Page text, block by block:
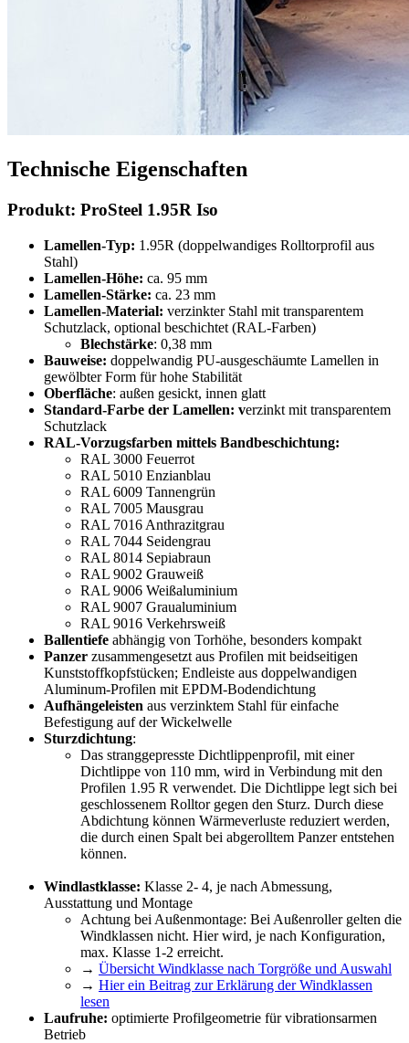
Technische Eigenschaften
Produkt: ProSteel 1.95R Iso
Lamellen-Typ: 1.95R (doppelwandiges Rolltorprofil aus
Stahl)
Lamellen-Höhe: ca. 95 mm
Lamellen-Stärke: ca. 23 mm
Lamellen-Material: verzinkter Stahl mit transparentem
Schutzlack, optional beschichtet (RAL-Farben)
Blechstärke: 0,38 mm
Bauweise: doppelwandig PU-ausgeschäumte Lamellen in
gewölbter Form für hohe Stabilität
Oberfläche: außen gesickt, innen glatt
Standard-Farbe der Lamellen: verzinkt mit transparentem
Schutzlack
RAL-Vorzugsfarben mittels Bandbeschichtung:
RAL 3000 Feuerrot
RAL 5010 Enzianblau
RAL 6009 Tannengrün
RAL 7005 Mausgrau
RAL 7016 Anthrazitgrau
RAL 7044 Seidengrau
RAL 8014 Sepiabraun
RAL 9002 Grauweiß
RAL 9006 Weißaluminium
RAL 9007 Graualuminium
RAL 9016 Verkehrsweiß
Ballentiefe abhängig von Torhöhe, besonders kompakt
Panzer zusammengesetzt aus Profilen mit beidseitigen
Kunststoffkopfstücken; Endleiste aus doppelwandigen
Aluminum-Profilen mit EPDM-Bodendichtung
Aufhängeleisten aus verzinktem Stahl für einfache
Befestigung auf der Wickelwelle
Sturzdichtung:
Das stranggepresste Dichtlippenprofil, mit einer
Dichtlippe von 110 mm, wird in Verbindung mit den
Profilen 1.95 R verwendet. Die Dichtlippe legt sich bei
geschlossenem Rolltor gegen den Sturz. Durch diese
Abdichtung können Wärmeverluste reduziert werden,
die durch einen Spalt bei abgerolltem Panzer entstehen
können.
Windlastklasse: Klasse 2- 4, je nach Abmessung,
Ausstattung und Montage
Achtung bei Außenmontage: Bei Außenroller gelten die
Windklassen nicht. Hier wird, je nach Konfiguration,
max. Klasse 1-2 erreicht.
→ Übersicht Windklasse nach Torgröße und Auswahl
→ Hier ein Beitrag zur Erklärung der Windklassen
lesen
Laufruhe: optimierte Profilgeometrie für vibrationsarmen
Betrieb